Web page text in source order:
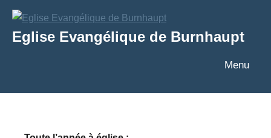
Aller
contenu
Eglise Evangélique de Burnhaupt
Texte
Menu